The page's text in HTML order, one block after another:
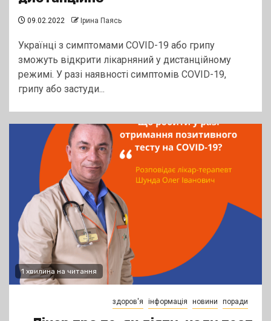
09.02.2022 Ірина Паясь
Українці з симптомами COVID-19 або грипу
зможуть відкрити лікарняний у дистанційному
режимі. У разі наявності симптомів COVID-19,
грипу або застуди...
1 хвилина на читання
здоров'я інформація новини поради